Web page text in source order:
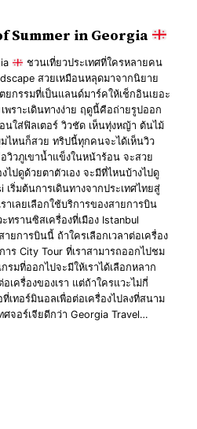
Summer in Georgia
ชวนเที่ยวประเทศที่ใครหลายคน
สวยเหมือนหลุดมาจากนิยาย
กรรมที่เป็นแลนด์มาร์คให้เช็กอินเยอะ
พราะเดินทางง่าย ฤดูนี้คือถ่ายรูปออก
ใส่ฟิลเตอร์ วิวชัด เห็นทุ่งหญ้า ต้นไม้
ไหนก็สวย ทริปนี้ทุกคนจะได้เห็นวิว
วิวภูเขาน้ำแข็งในหน้าร้อน จะสวย
ปดูด้วยตาตัวเอง จะมีที่ไหนบ้างไปดู
ริ่มต้นการเดินทางจากประเทศไทยสู่
าเลยเลือกใช้บริการของสายการบิน
ทรานซิสเครื่องที่เมือง Istanbul
ยการบินนี้ ถ้าใครเลือกเวลาต่อเครื่อง
ร City Tour ที่เราสามารถออกไปชม
รมที่ออกไปจะมีให้เราได้เลือกหลาก
เครื่องของเรา แต่ถ้าใครแวะไม่กี่
เทอร์มินอลเพื่อต่อเครื่องไปลงที่สนาม
ศจอร์เจียดีกว่า Georgia Travel…